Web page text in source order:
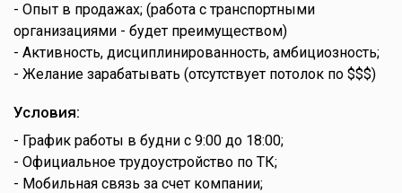
- Опыт в продажах; (работа с транспортными
организациями - будет преимуществом)
- Активность, дисциплинированность, амбициозность;
- Желание зарабатывать (отсутствует потолок по $$$)
Условия:
- График работы в будни с 9:00 до 18:00;
- Официальное трудоустройство по ТК;
- Мобильная связь за счет компании;